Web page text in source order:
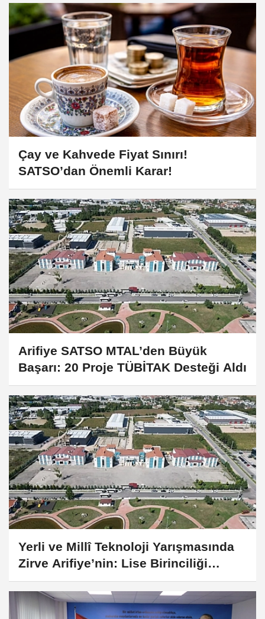
Çay ve Kahvede Fiyat Sınırı!
SATSO’dan Önemli Karar!
Arifiye SATSO MTAL’den Büyük
Başarı: 20 Proje TÜBİTAK Desteği Aldı
Yerli ve Millî Teknoloji Yarışmasında
Zirve Arifiye’nin: Lise Birinciliği
Arifiye MTAL’den